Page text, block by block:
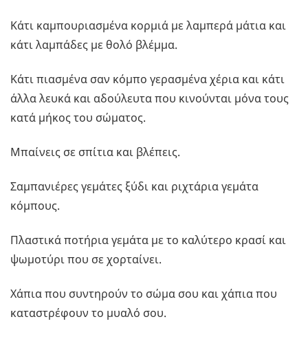
Κάτι καμπουριασμένα κορμιά με λαμπερά μάτια και
κάτι λαμπάδες με θολό βλέμμα.
Κάτι πιασμένα σαν κόμπο γερασμένα χέρια και κάτι
άλλα λευκά και αδούλευτα που κινούνται μόνα τους
κατά μήκος του σώματος.
Μπαίνεις σε σπίτια και βλέπεις.
Σαμπανιέρες γεμάτες ξύδι και ριχτάρια γεμάτα
κόμπους.
Πλαστικά ποτήρια γεμάτα με το καλύτερο κρασί και
ψωμοτύρι που σε χορταίνει.
Χάπια που συντηρούν το σώμα σου και χάπια που
καταστρέφουν το μυαλό σου.